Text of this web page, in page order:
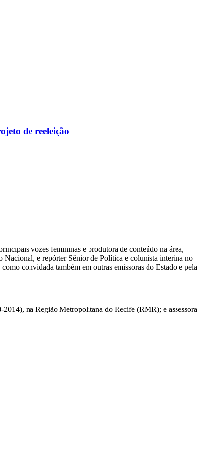
de reeleição
vozes femininas e produtora de conteúdo na área,
Nacional, e repórter Sênior de Política e colunista interina no
convidada também em outras emissoras do Estado e pela
na Região Metropolitana do Recife (RMR); e assessora